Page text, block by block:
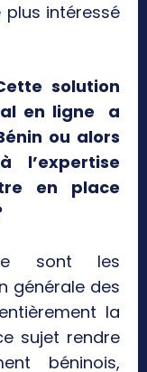
plus intéressé
solution
en ligne a
ou alors
en place
sont les
générale des
la
sujet rendre
béninois,